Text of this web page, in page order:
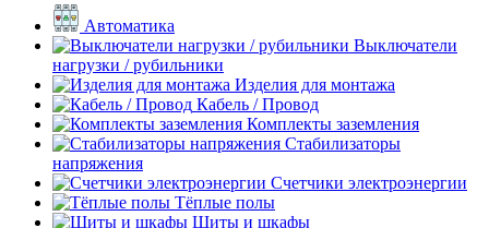
Автоматика
Выключатели
нагрузки / рубильники
Изделия для монтажа
Кабель / Провод
Комплекты заземления
Стабилизаторы
напряжения
Счетчики электроэнергии
Тёплые полы
Щиты и шкафы